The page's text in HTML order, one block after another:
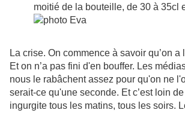
moitié de la bouteille, de 30 à 35cl
La crise. On commence à savoir qu’on
Et on n’a pas fini d'en bouffer. Les
nous le rabâchent assez pour qu'on ne
serait-ce qu'une seconde. Et c’est loin de
ingurgite tous les matins, tous les soirs.